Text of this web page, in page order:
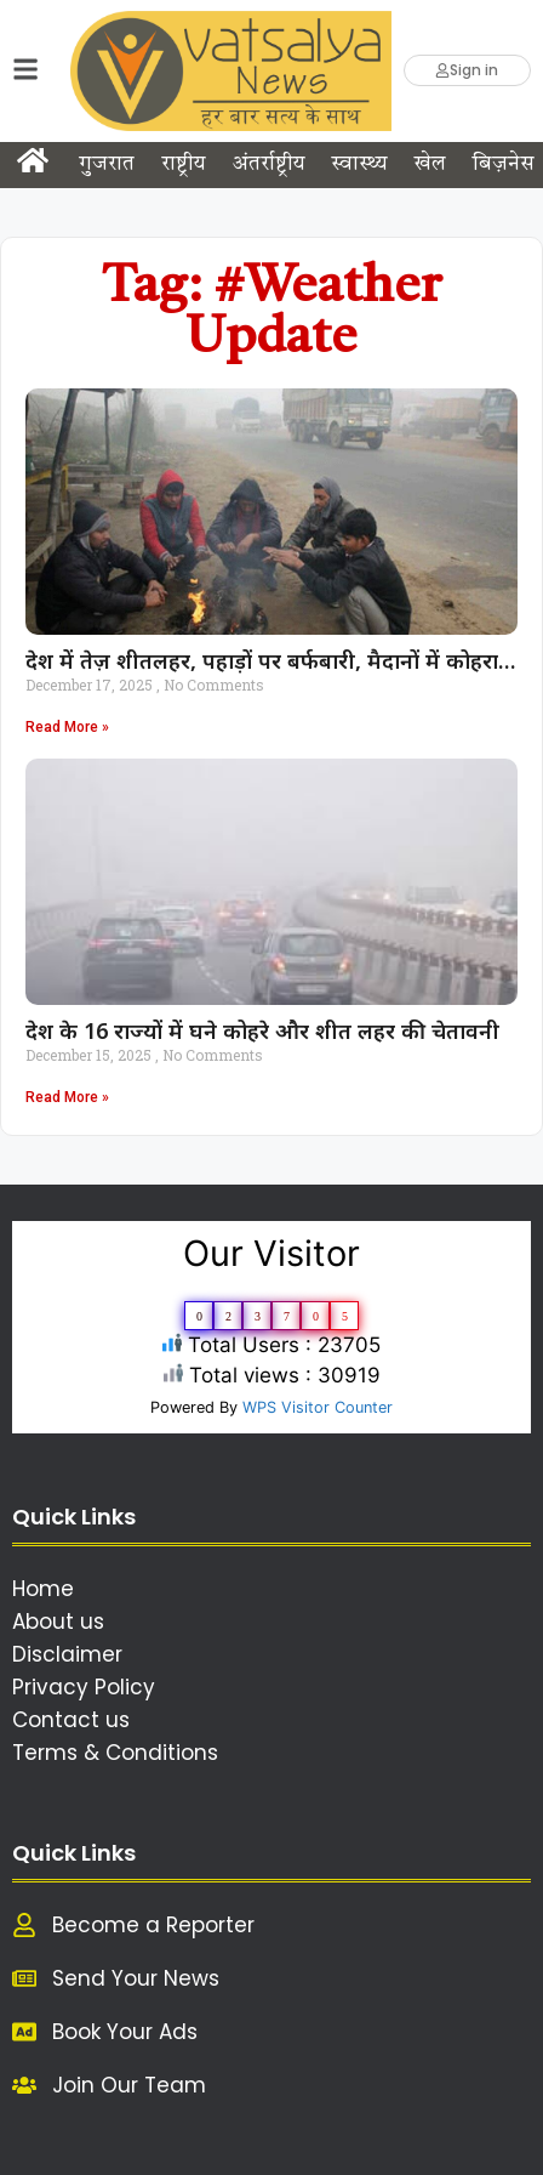
Sign in
गुजरात राष्ट्रीय अंतर्राष्ट्रीय स्वास्थ्य खेल बिज़नेस
Tag: #Weather
Update
देश में तेज़ शीतलहर, पहाड़ों पर बर्फबारी, मैदानों में कोहरा…
December 17, 2025 No Comments
Read More »
देश के 16 राज्यों में घने कोहरे और शीत लहर की चेतावनी
December 15, 2025 No Comments
Read More »
Our Visitor
0 2 3 7 0 5
Total Users : 23705
Total views : 30919
Powered By WPS Visitor Counter
Quick Links
Home
About us
Disclaimer
Privacy Policy
Contact us
Terms & Conditions
Quick Links
Become a Reporter
Send Your News
Book Your Ads
Join Our Team